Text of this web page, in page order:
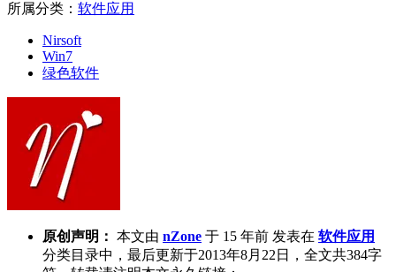
所属分类： 软件应用
Nirsoft
Win7
绿色软件
原创声明： 本文由 nZone 于 15 年前 发表在 软件应用
分类目录中，最后更新于2013年8月22日，全文共384字